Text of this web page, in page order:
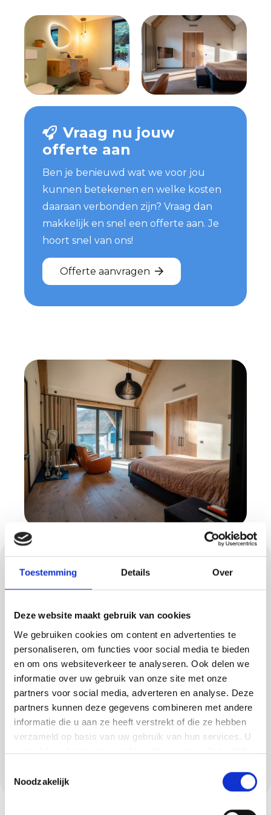
Toestemming Details Over
Deze website maakt gebruik van cookies
We gebruiken cookies om content en advertenties te
personaliseren, om functies voor social media te bieden
en om ons websiteverkeer te analyseren. Ook delen we
informatie over uw gebruik van onze site met onze
partners voor social media, adverteren en analyse. Deze
partners kunnen deze gegevens combineren met andere
informatie die u aan ze heeft verstrekt of die ze hebben
verzameld op basis van uw gebruik van hun services. U
gaat akkoord met onze cookies als u onze website blijft
Noodzakelijk
Vraag nu jouw
offerte aan
Ben je benieuwd wat we voor jou
kunnen betekenen en welke kosten
daaraan verbonden zijn? Vraag dan
makkelijk en snel een offerte aan. Je
hoort snel van ons!
Offerte aanvragen
Gietvloeren in
Westelbeers
Op zoek naar een strakke, duurzame vloer?
Wij leveren diverse gietvloeren in
Westelbeers, zoals PU gietvloeren, betonlook
vloeren, troffelvloeren en lavasteen
gietvloeren. Elke vloer heeft unieke
eigenschappen: van elastisch en comfortabel
tot extreem slijtvast. Methorst Afbouw
adviseert je over de beste keuze voor jouw
situatie en zorgt voor een professionele